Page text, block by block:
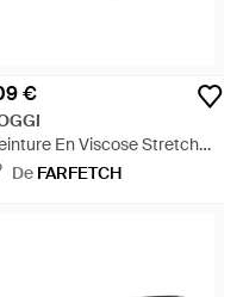
€
En Viscose Stretch
- Bleu
De FARFETCH